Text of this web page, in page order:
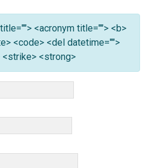
<acronym title=""> <b>
<code> <del datetime="">
<strike> <strong>